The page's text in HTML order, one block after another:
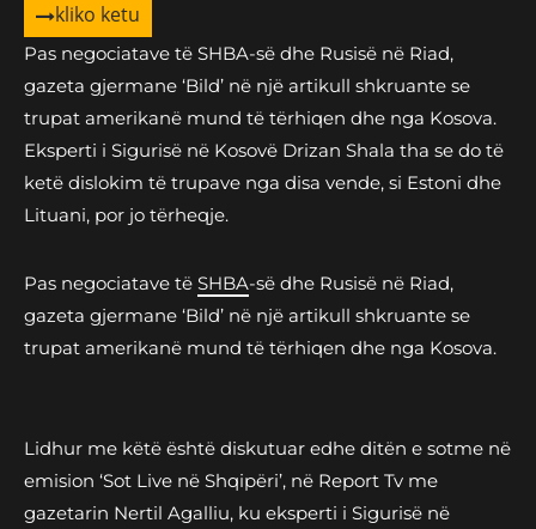
kliko ketu
Pas negociatave të SHBA-së dhe Rusisë në Riad,
gazeta gjermane ‘Bild’ në një artikull shkruante se
trupat amerikanë mund të tërhiqen dhe nga Kosova.
Eksperti i Sigurisë në Kosovë Drizan Shala tha se do të
ketë dislokim të trupave nga disa vende, si Estoni dhe
Lituani, por jo tërheqje.
Pas negociatave të SHBA-së dhe Rusisë në Riad,
gazeta gjermane ‘Bild’ në një artikull shkruante se
trupat amerikanë mund të tërhiqen dhe nga Kosova.
Lidhur me këtë është diskutuar edhe ditën e sotme në
emision ‘Sot Live në Shqipëri’, në Report Tv me
gazetarin Nertil Agalliu, ku eksperti i Sigurisë në